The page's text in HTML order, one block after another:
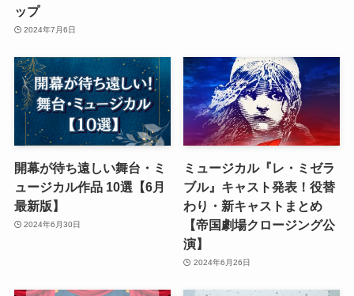
ップ
2024年7月6日
開幕が待ち遠しい舞台・ミ
ュージカル作品 10選【6月
最新版】
2024年6月30日
ミュージカル『レ・ミゼラ
ブル』キャスト発表！役替
わり・新キャストまとめ
【帝国劇場クロージング公
演】
2024年6月26日